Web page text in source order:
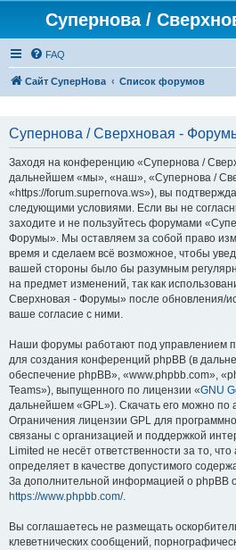
Супернова /
FAQ
Сайт СуперНова Список форумов
Супернова / Сверхновая -
Заходя на конференцию «Супернова /
дальнейшем «мы», «наш», «Супернова /
«https://forum.supernova.ws»), вы
следующими условиями. Если вы не
заходите и не пользуйтесь форумами
Форумы». Мы оставляем за собой право
время и сделаем всё возможное, чтобы
вашей стороны было бы разумным
на предмет изменений, так как
Сверхновая - Форумы» после обновления/
ваше согласие с ними.
Наши форумы работают под управлением
для создания конференций phpBB (в
обеспечение phpBB», «www.phpbb.com»,
Teams»), выпущенного по лицензии «GNU
дальнейшем «GPL»). Скачать его можно по
Ограничения лицензии GPL для
связаны с организацией и поддержкой
Limited не несёт ответственности за то,
определяет в качестве допустимого
За дополнительной информацией о phpBB
https://www.phpbb.com/.
Вы соглашаетесь не размещать
клеветнических сообщений,